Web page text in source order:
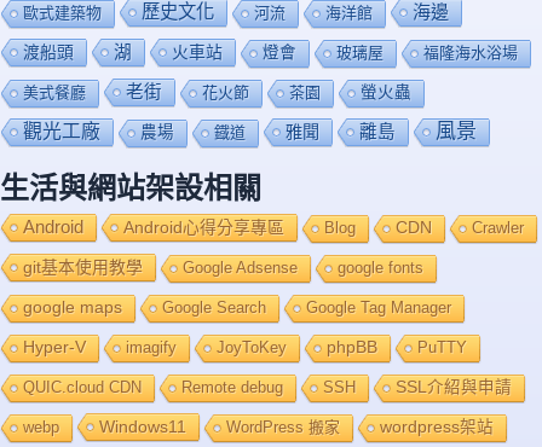
歐式建築物 歷史文化 河流 海洋館 海邊
渡船頭 湖 火車站 燈會 玻璃屋 福隆海水浴場
美式餐廳 老街 花火節 茶園 螢火蟲
觀光工廠 農場 鐡道 雅聞 離島 風景
生活與網站架設相關
Android Android心得分享專區 Blog CDN Crawler
git基本使用教學 Google Adsense google fonts
google maps Google Search Google Tag Manager
Hyper-V imagify JoyToKey phpBB PuTTY
QUIC.cloud CDN Remote debug SSH SSL介紹與申請
webp Windows11 WordPress 搬家 wordpress架站